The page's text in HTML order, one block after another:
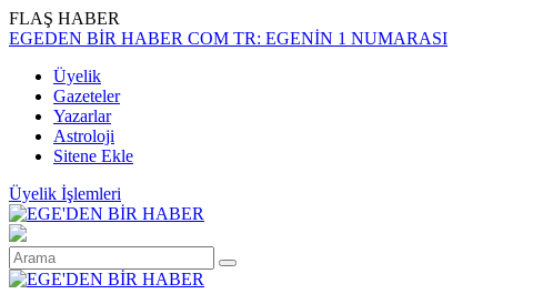
FLAŞ HABER
EGEDEN BİR HABER COM TR: EGENİN 1 NUMARASI
Üyelik
Gazeteler
Yazarlar
Astroloji
Sitene Ekle
Üyelik İşlemleri